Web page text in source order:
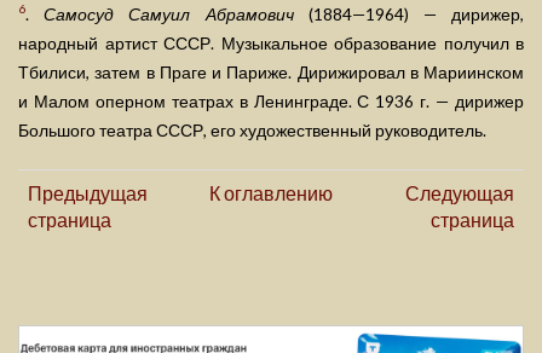
6.Самосуд Самуил Абрамович(1884—1964) — дирижер,
народный артист СССР. Музыкальное образование получил в
Тбилиси, затем в Праге и Париже. Дирижировал в Мариинском
и Малом оперном театрах в Ленинграде. С 1936 г. — дирижер
Большого театра СССР, его художественный руководитель.
Предыдущая
страница
К оглавлению
Следующая
страница